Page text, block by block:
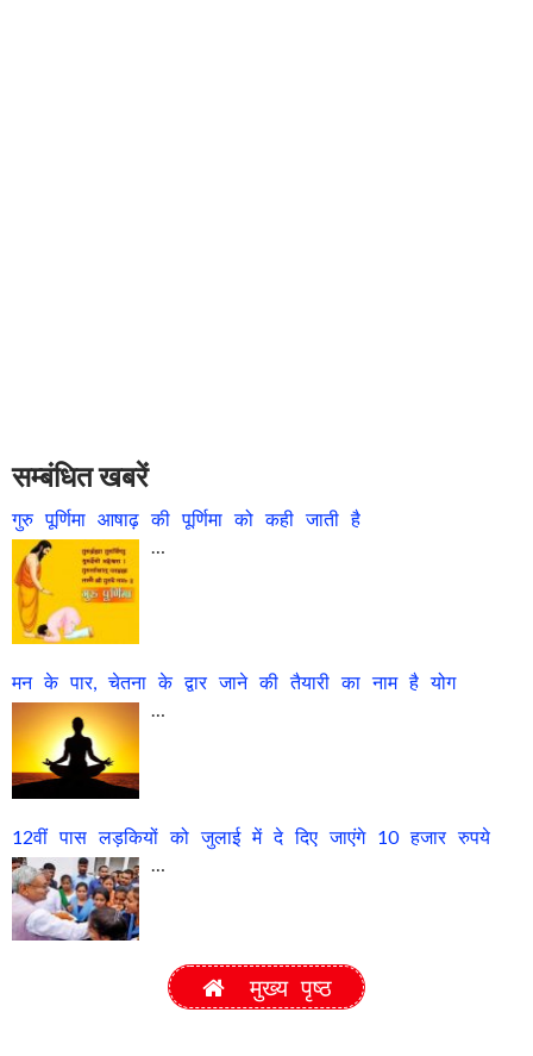
सम्बंधित खबरें
गुरु पूर्णिमा आषाढ़ की पूर्णिमा को कही जाती है
मन के पार, चेतना के द्वार जाने की तैयारी का नाम है योग
…
12वीं पास लड़कियों को जुलाई में दे दिए जाएंगे 10 हजार रुपये
मुख्य पृष्ठ